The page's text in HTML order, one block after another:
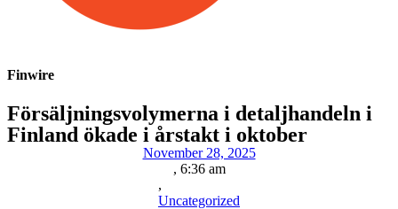
Finwire
Försäljningsvolymerna i detaljhandeln i
Finland ökade i årstakt i oktober
November 28, 2025
, 6:36 am
,
Uncategorized